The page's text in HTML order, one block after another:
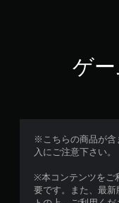
ゲ
※こちらの商品が含
入にご注意下さい。
※本コンテンツをご
要です。また、最